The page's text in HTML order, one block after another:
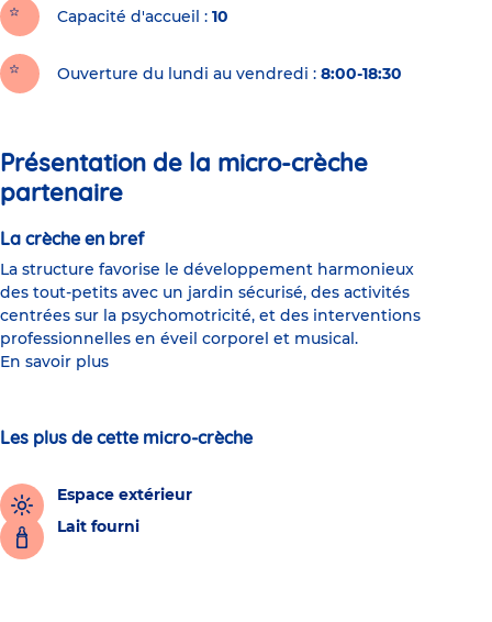
Capacité d'accueil 10
Ouverture du lundi au vendredi : 8:00-18:30
Présentation de la micro-crèche
partenaire
La crèche en bref
La structure favorise le développement harmonieux
des tout-petits avec un jardin sécurisé, des activités
centrées sur la psychomotricité, et des interventions
professionnelles en éveil corporel et musical.
En savoir plus
Les plus de cette micro-crèche
Espace extérieur
Lait fourni